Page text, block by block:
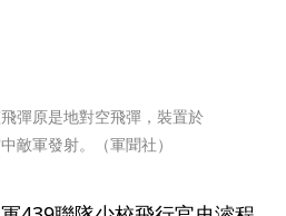
彈原是地對空飛彈，裝置於
敵軍發射。（軍聞社）